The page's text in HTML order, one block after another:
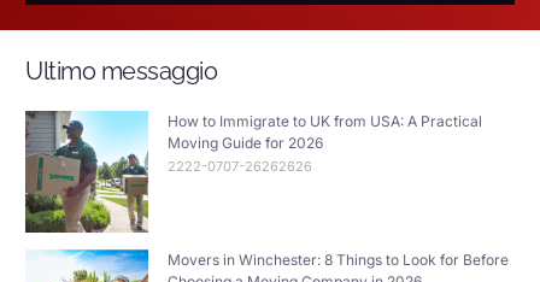
Ultimo messaggio
How to Immigrate to UK from USA: A Practical
Moving Guide for 2026
2222-0707-26262626
Movers in Winchester: 8 Things to Look for Before